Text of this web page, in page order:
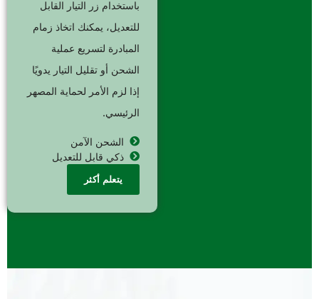
باستخدام زر التيار القابل
للتعديل، يمكنك اتخاذ زمام
المبادرة لتسريع عملية
الشحن أو تقليل التيار يدويًا
إذا لزم الأمر لحماية المصهر
الرئيسي.
الشحن الآمن
ذكي قابل للتعديل
يتعلم أكثر